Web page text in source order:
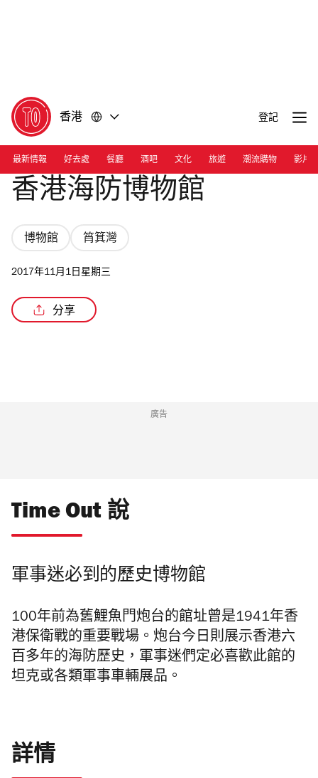
香港 登記
最新情報 好去處 餐廳 酒吧 文化 旅遊 潮流購物 影片
香港海防博物館
博物館 筲箕灣
2017年11月1日星期三
分享
廣告
Time Out 說
軍事迷必到的歷史博物館
100年前為舊鯉魚門炮台的館址曾是1941年香
港保衛戰的重要戰場。炮台今日則展示香港六
百多年的海防歷史，軍事迷們定必喜歡此館的
坦克或各類軍事車輛展品。
詳情